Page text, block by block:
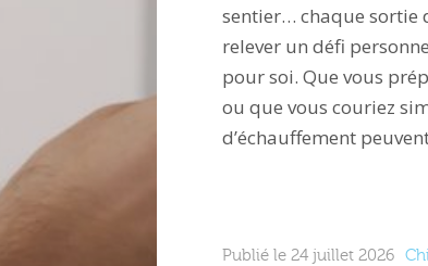
sentier… chaque sortie
relever un défi
pour soi. Que vous
ou que vous couriez
d’échauffement
Publié le 24 juillet 2026